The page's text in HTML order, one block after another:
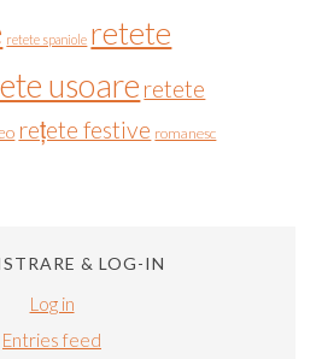
retete spaniole retete
usoare retete
rețete festive romanesc
& LOG-IN
Log in
Entries feed